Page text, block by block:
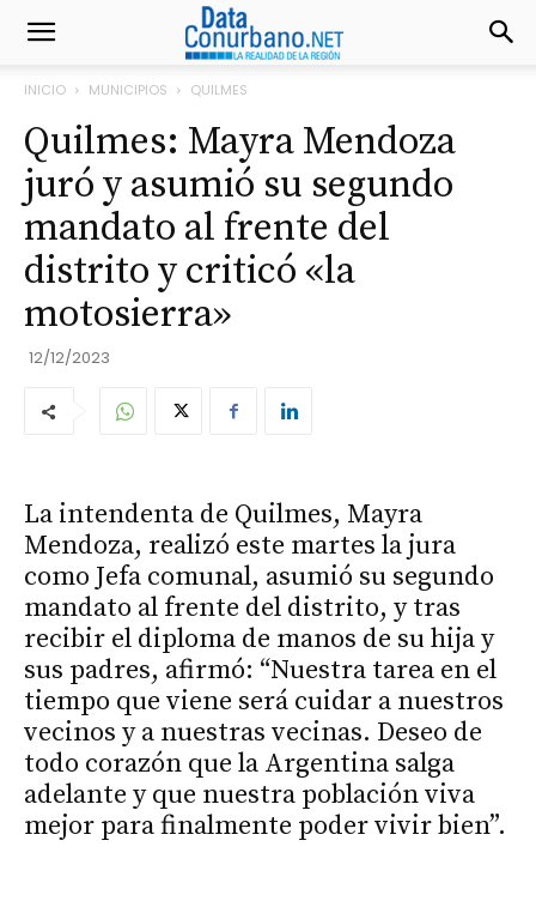
INICIO MUNICIPIOS QUILMES
Quilmes: Mayra Mendoza
juró y asumió su segundo
mandato al frente del
distrito y criticó «la
motosierra»
12/12/2023
La intendenta de Quilmes, Mayra
Mendoza, realizó este martes la jura
como Jefa comunal, asumió su segundo
mandato al frente del distrito, y tras
recibir el diploma de manos de su hija y
sus padres, afirmó: “Nuestra tarea en el
tiempo que viene será cuidar a nuestros
vecinos y a nuestras vecinas. Deseo de
todo corazón que la Argentina salga
adelante y que nuestra población viva
mejor para finalmente poder vivir bien”.